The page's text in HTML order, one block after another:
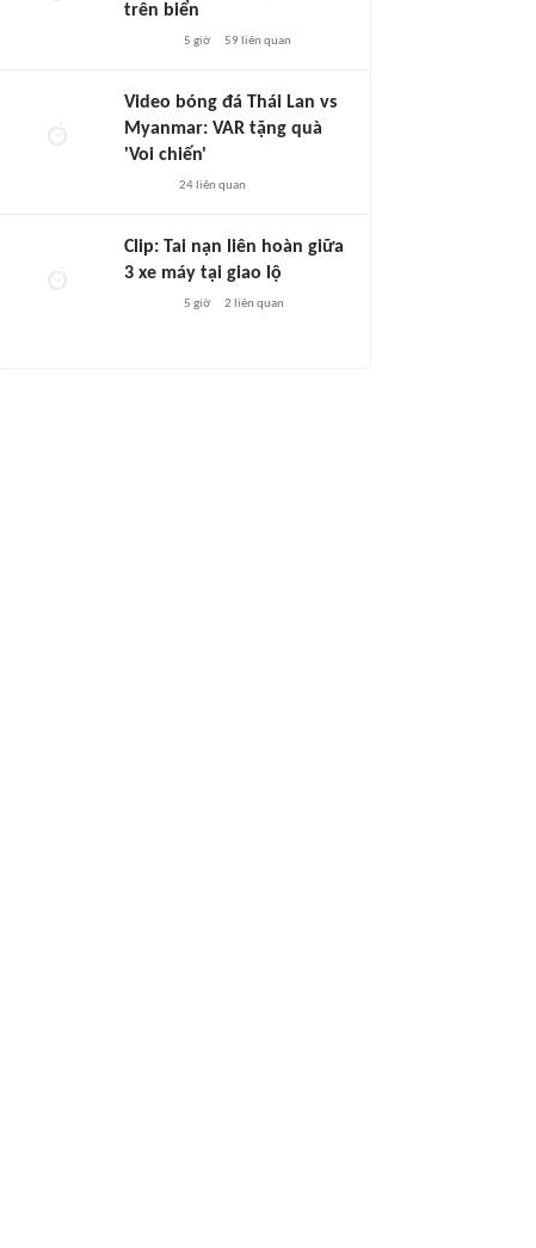
trên biển
5 giờ 59 liên quan
Video bóng đá Thái Lan vs
Myanmar: VAR tặng quà
'Voi chiến'
24liên quan
Clip: Tai nạn liên hoàn giữa
3 xe máy tại giao lộ
5 giờ 2 liên quan